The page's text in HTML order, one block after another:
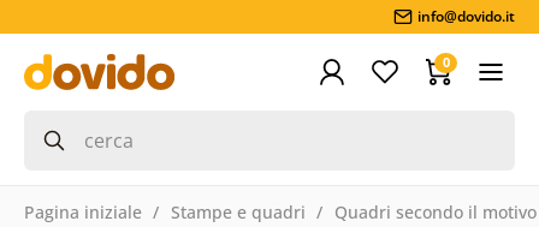
info@dovido.it
0
Pagina iniziale Stampe e quadri Quadri secondo il motivo